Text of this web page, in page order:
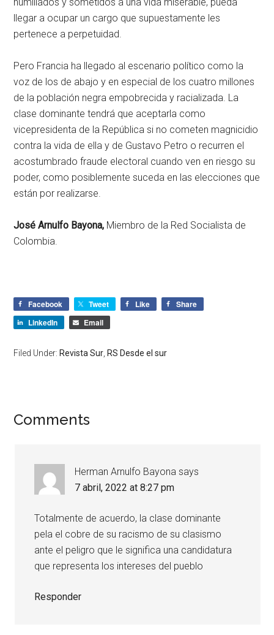
llegar a ocupar un cargo que supuestamente les
pertenece a perpetuidad.
Pero Francia ha llegado al escenario político como la
voz de los de abajo y en especial de los cuatro millones
de la población negra empobrecida y racializada. La
clase dominante tendrá que aceptarla como
vicepresidenta de la República si no cometen magnicidio
contra la vida de ella y de Gustavo Petro o recurren el
acostumbrado fraude electoral cuando ven en riesgo su
poder, como posiblemente suceda en las elecciones que
están por realizarse.
José Arnulfo Bayona, Miembro de la Red Socialista de
Colombia.
Facebook Tweet Like
Share
LinkedIn
Email
Filed Under: Revista Sur RS Desde el sur
Comments
Herman Arnulfo Bayona says
7 abril, 2022 at 8:27 pm
Totalmente de acuerdo, la clase dominante
pela el cobre de su racismo de su clasismo
ante el peligro que le significa una candidatura
que representa los intereses del pueblo
Responder